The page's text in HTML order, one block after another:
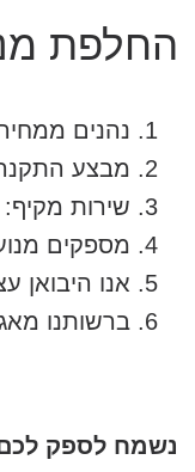
החלפת
נהנים
מבצע התקנה
שירות
מספקים
אנו היבואן
ברשותנו
נשמח לספק לכם